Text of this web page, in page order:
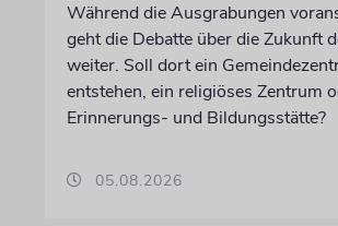
Während die Ausgrabungen
geht die Debatte über die Zukunft
weiter. Soll dort ein
entstehen, ein religiöses Zentrum
Erinnerungs- und Bildungsstätte?
05.08.2026